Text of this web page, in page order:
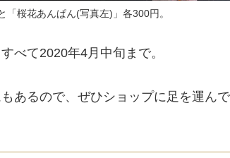
桜花あんぱん(写真左)」各300円。
べて2020年4月中旬まで。
あるので、ぜひショップに足を運ん